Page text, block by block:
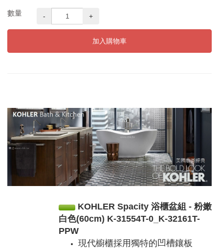
數量 - +
加入購物車
KOHLER Spacity 浴櫃盆組 - 粉嫩
白色(60cm) K-31554T-0_K-32161T-
PPW
現代櫥櫃採用獨特的凹槽鑲板